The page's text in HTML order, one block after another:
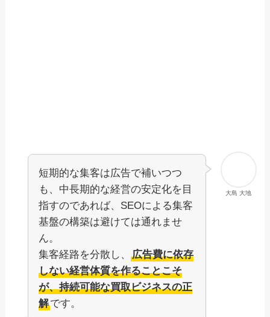
大島 大地
短期的な集客は広告で補いつつ
も、中長期的な経営の安定化を目
指すのであれば、SEOによる集客
基盤の構築は避けては通れませ
ん。
集客経路を分散し、広告費に依存
しない経営体質を作ることこそ
が、持続可能な買取ビジネスの正
解です。